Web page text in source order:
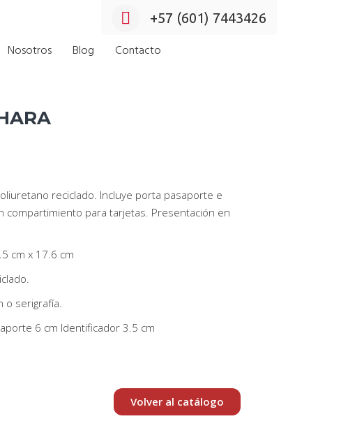
+57 (601) 7443426
Nosotros Blog
Contacto
reciclado. Incluye porta pasaporte e
compartimiento para tarjetas. Presentación en
cm x 17.6 cm
o serigrafía.
6 cm Identificador 3.5 cm
Volver al catálogo